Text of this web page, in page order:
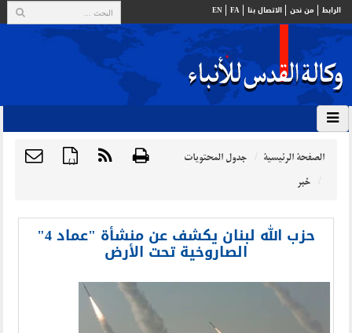
الرابط من نحن الاتصال بنا FA
EN
{ } الصفحة الرئيسية
جدول المحتويات
خبر
حزب الله لبنان يكشف عن منشأة "عماد 4"
الصاروخية تحت الأرض